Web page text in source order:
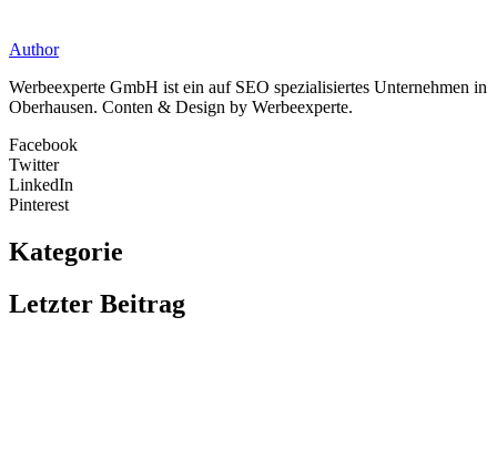
Author
Werbeexperte GmbH ist ein auf SEO spezialisiertes Unternehmen in
Oberhausen. Conten & Design by Werbeexperte.
Facebook
Twitter
LinkedIn
Pinterest
Kategorie
Letzter Beitrag